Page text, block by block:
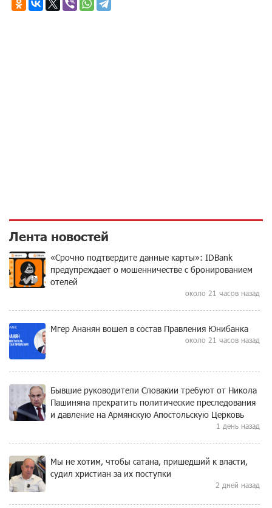
Лента новостей
«Срочно подтвердите данные карты»: IDBank
предупреждает о мошенничестве с бронированием
отелей
около 21 часов назад
Мгер Ананян вошел в состав Правления Юнибанка
около 21 часов назад
Бывшие руководители Словакии требуют от Никола
Пашиняна прекратить политические преследования
и давление на Армянскую Апостольскую Церковь
1 день назад
Мы не хотим, чтобы сатана, пришедший к власти,
судил христиан за их поступки
2 дней назад